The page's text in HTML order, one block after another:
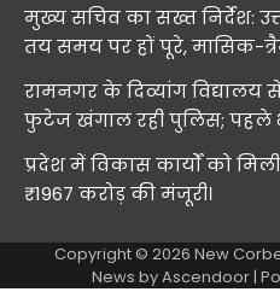
मुख्य सचिव का सख्त निर्देश:
तय समय पर हों पूरे, मासिक-
रामनगर के दिव्यांग विद्यालय
फुटेज खंगाल रही पुलिस; पहले
प्रदेश में विकास कार्यों को
₹1967 करोड़ की मंजूरी।
Copyright © 2026 New
News byAscendoor|